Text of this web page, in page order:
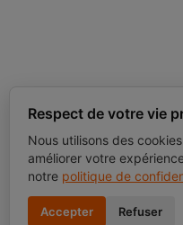
Respect de votre vie
Nous utilisons des
améliorer votre
notre politique de
Accepter Refuser